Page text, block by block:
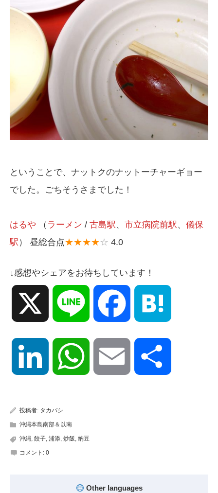
ということで、ナットクのナットーチャーギョー
でした。ごちそうさまでした！
はるや （ ラーメン / 古島駅、 市立病院前駅、 儀保
駅 ） 昼総合点★★★★☆ 4.0
↓感想やシェアをお待ちしています！
Line Facebook
LinkedIn WhatsApp Email
投稿者: タカバシ
沖縄本島南部＆以南
沖縄, 餃子, 浦添, 炒飯, 納豆
コメント: 0
Other languages